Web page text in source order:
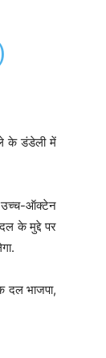
के डंडेली में
उच्च-ऑक्टेन
के मुद्दे पर
दल भाजपा,